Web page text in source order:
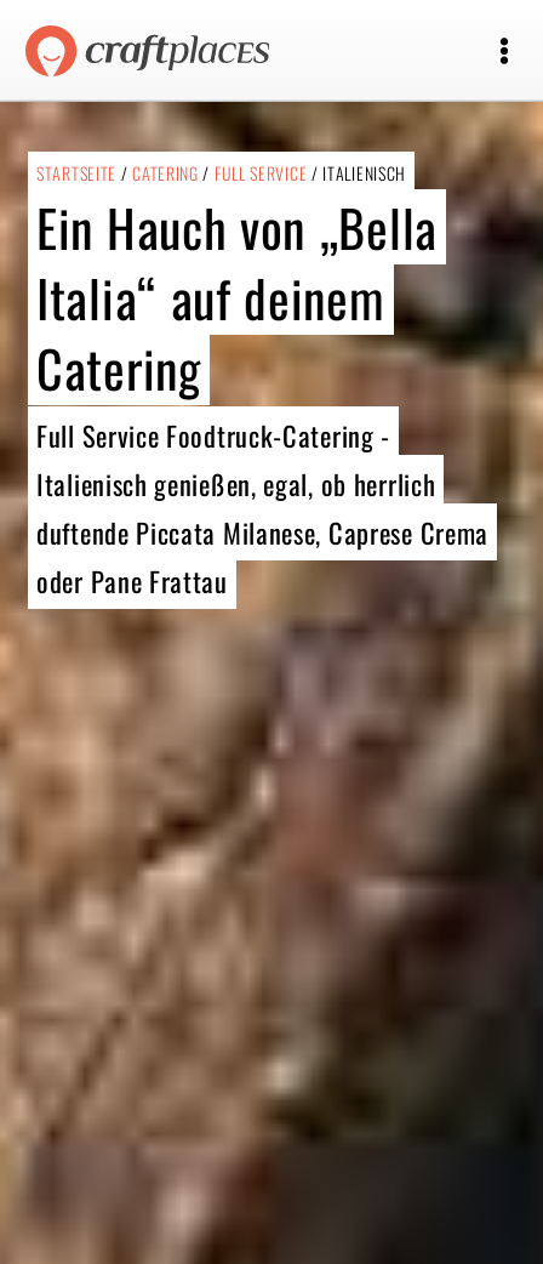
STARTSEITE /CATERING/ FULL SERVICE / ITALIENISCH
Ein Hauch von „Bella
Italia“ auf deinem
Catering
Full Service Foodtruck-Catering -
Italienisch genießen, egal, ob herrlich
duftende Piccata Milanese, Caprese Crema
oder Pane Frattau